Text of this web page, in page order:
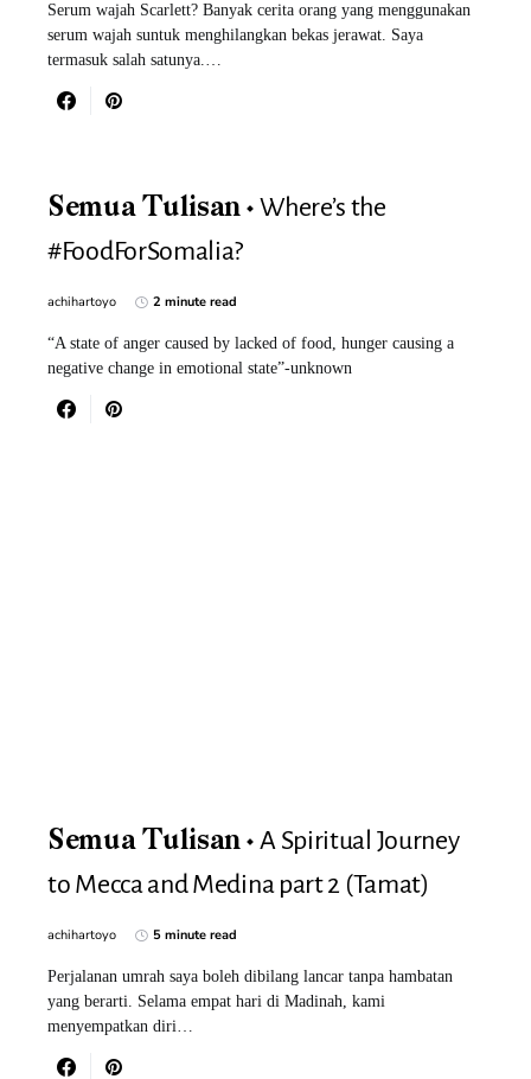
Serum wajah Scarlett? Banyak cerita orang yang menggunakan
serum wajah suntuk menghilangkan bekas jerawat. Saya
termasuk salah satunya.…
Semua Tulisan
Where’s the
#FoodForSomalia?
achihartoyo 2 minute read
“A state of anger caused by lacked of food, hunger causing a
negative change in emotional state”-unknown
Semua Tulisan
A Spiritual Journey
to Mecca and Medina part 2 (Tamat)
achihartoyo 5 minute read
Perjalanan umrah saya boleh dibilang lancar tanpa hambatan
yang berarti. Selama empat hari di Madinah, kami
menyempatkan diri…